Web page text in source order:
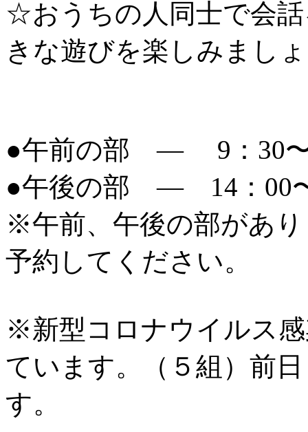
☆おうちの人同士で会
きな遊びを楽しみまし
●午前の部 ― 9：30〜
●午後の部 ― 14：00
※午前、午後の部があ
予約してください。
※新型コロナウイルス
ています。（５組）前
す。